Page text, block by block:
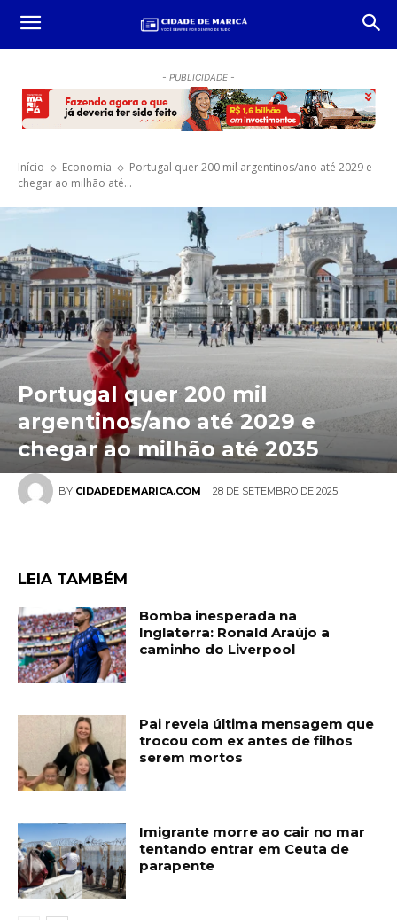
- PUBLICIDADE -
Início Economia
Portugal quer 200 mil argentinos/ano até 2029 e
chegar ao milhão até...
BY CIDADEDEMARICA.COM 28 DE SETEMBRO DE 2025
Portugal quer 200 mil
argentinos/ano até 2029 e
chegar ao milhão até 2035
LEIA TAMBÉM
Bomba inesperada na
Inglaterra: Ronald Araújo a
caminho do Liverpool
Pai revela última mensagem que
trocou com ex antes de filhos
serem mortos
Imigrante morre ao cair no mar
tentando entrar em Ceuta de
parapente